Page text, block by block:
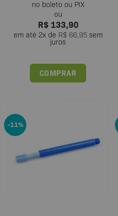
R$133,90
em até 2x de R$66,95sem
juros
COMPRAR
Este
opções
podem
-11%